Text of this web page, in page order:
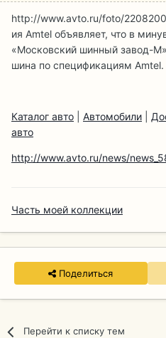
http://www.avto.ru/foto/
ия Amtel объявляет, что в
«Московский шинный завод-
шина по спецификациям Amtel.
Каталог авто Автомобили
авто
http://www.avto.ru/news/
Часть моей коллекции
Поделиться
Перейти к списку тем